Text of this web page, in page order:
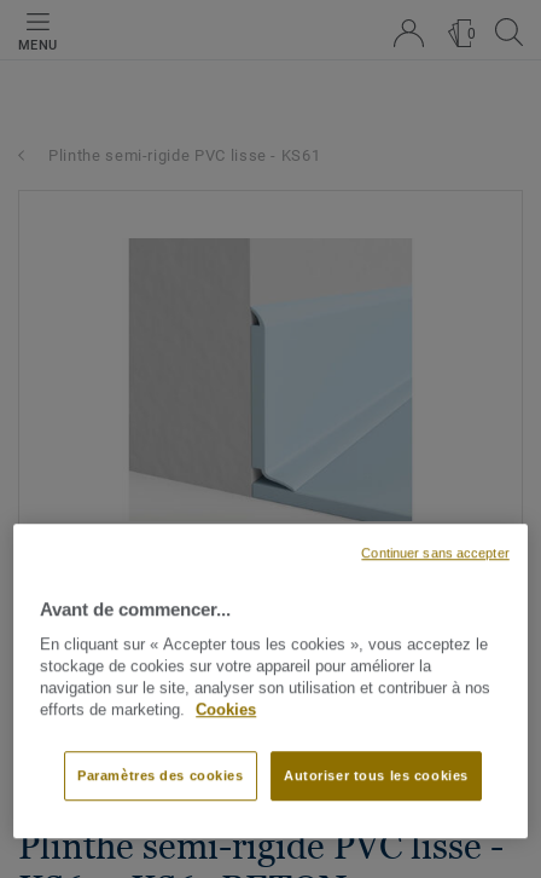
MENU
0
Plinthe semi-rigide PVC lisse - KS61
Voir tous les décors (33)
Plinthe semi-rigide PVC lisse -
Avant de commencer...
En cliquant sur « Accepter tous les cookies », vous acceptez le
stockage de cookies sur votre appareil pour améliorer la
navigation sur le site, analyser son utilisation et contribuer à nos
efforts de marketing.
Cookies
Autoriser tous les cookies
Paramètres des cookies
Continuer sans accepter